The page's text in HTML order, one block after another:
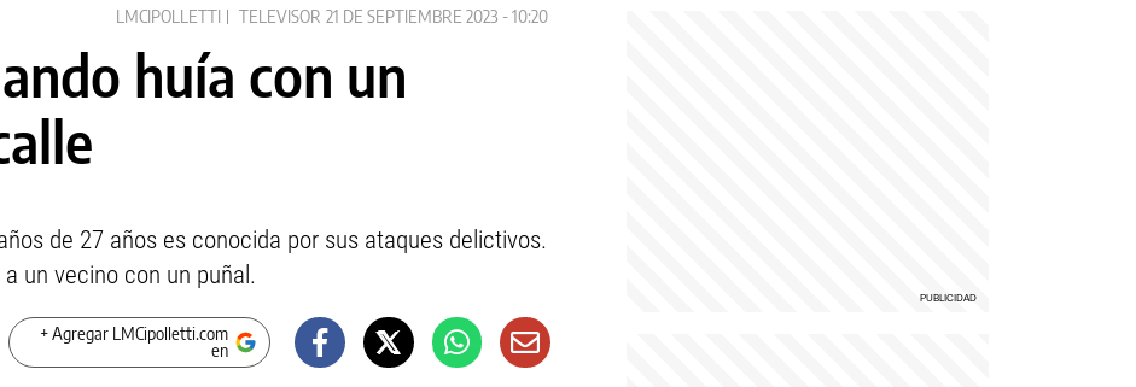
LMCIPOLLETTI TELEVISOR 21 DE SEPTIEMBRE 2023 - 10:20
huía con un
de 27 años es conocida por sus ataques delictivos.
un vecino con un puñal.
+ Agregar LMCipolletti.com
en